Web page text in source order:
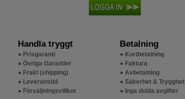
Handla tryggt
● Prisgaranti
● Övriga Garantier
● Frakt (shipping)
● Leveranstid
● Försäljningsvillkor
Betalning
● Kortbetalning
● Faktura
● Avbetalning
● Säkerhet & Trygghet
● Inga dolda avgifter